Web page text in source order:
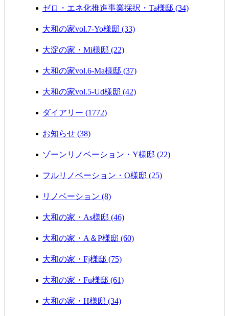
ゼロ・エネ化推進事業採択・Ta様邸 (34)
大和の家vol.7-Yo様邸 (33)
大淀の家・Mi様邸 (22)
大和の家vol.6-Ma様邸 (37)
大和の家vol.5-Ud様邸 (42)
ダイアリー (1772)
お知らせ (38)
ゾーンリノベーション・Y様邸 (22)
フルリノベーション・O様邸 (25)
リノベーション (8)
大和の家・As様邸 (46)
大和の家・A＆P様邸 (60)
大和の家・Fj様邸 (75)
大和の家・Fu様邸 (61)
大和の家・H様邸 (34)